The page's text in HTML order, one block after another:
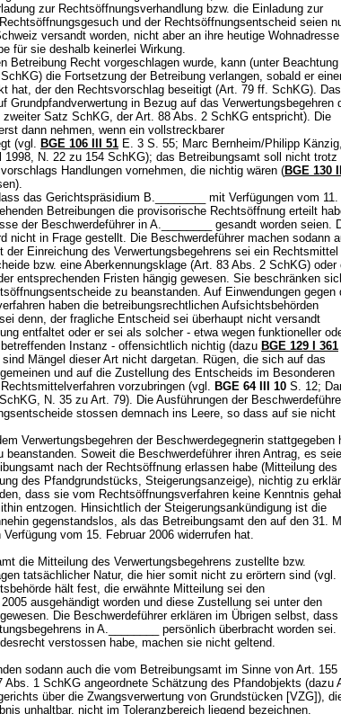
zur Rechtsöffnungsverhandlung bzw. die Einladung zur
und der Rechtsöffnungsentscheid seien
versandt worden, nicht aber an ihre heutige
für sie deshalb keinerlei Wirkung.
Betreibung Recht vorgeschlagen wurde, kann (unter Beachtung
) die Fortsetzung der Betreibung verlangen, sobald er
hat, der den Rechtsvorschlag beseitigt (Art. 79 ff. SchKG). Das
Grundpfandverwertung in Bezug auf das Verwertungsbegehren
zweiter Satz SchKG, derArt. 88 Abs. 2 SchKG entspricht). Die
dann nehmen, wenn ein vollstreckbarer
(vgl. BGE 106 III 51 E. 3 S. 55; Marc Bernheim/Philipp
N. 22 zu 154 SchKG); das Betreibungsamt soll nicht trotz
Handlungen vornehmen, die nichtig wären (BGE 130 III
das Gerichtspräsidium B.________ mit Verfügungen vom 11.
Betreibungen die provisorische Rechtsöffnung erteilt
der Beschwerdeführer in A.________ gesandt worden seien.
nicht in Frage gestellt. Die Beschwerdeführer machen sodann
Einreichung des Verwertungsbegehrens sei ein Rechtsmittel
bzw. eine Aberkennungsklage (Art. 83 Abs. 2 SchKG) oder
entsprechenden Fristen hängig gewesen. Sie beschränken
zu beanstanden. Auf Einwendungen gegen
haben die betreibungsrechtlichen Aufsichtsbehörden
denn, der fragliche Entscheid sei überhaupt nicht versandt
entfaltet oder er sei als solcher - etwa wegen funktioneller
Instanz - offensichtlich nichtig (dazu BGE 129 I 361
Mängel dieser Art nicht dargetan. Rügen, die sich auf das
und auf die Zustellung des Entscheids im Besonderen
vorzubringen (vgl. BGE 64 III 10 S. 12;
N. 35 zu Art. 79). Die Ausführungen der
stossen demnach ins Leere, so dass auf sie nicht
Verwertungsbegehren der Beschwerdegegnerin stattgegeben
Soweit die Beschwerdeführer ihren Antrag, es
nach der Rechtsöffnung erlassen habe (Mitteilung des
des Pfandgrundstücks, Steigerungsanzeige), nichtig zu
dass sie vom Rechtsöffnungsverfahren keine Kenntnis
entzogen. Hinsichtlich der Steigerungsankündigung ist die
gegenstandslos, als das Betreibungsamt den auf den 31.
vom 15. Februar 2006 widerrufen hat.
die Mitteilung des Verwertungsbegehrens zustellte bzw.
tatsächlicher Natur, die hier somit nicht zu erörtern sind (vgl.
hält fest, die erwähnte Mitteilung sei den
ausgehändigt worden und diese Zustellung sei unter den
Die Beschwerdeführer erklären im Übrigen selbst, dass
in A.________ persönlich überbracht worden sei.
verstossen habe, machen sie nicht geltend.
sodann auch die vom Betreibungsamt im Sinne von Art. 155
Abs. 1 SchKG angeordnete Schätzung des Pfandobjekts (dazu
über die Zwangsverwertung von Grundstücken [VZG]),
unhaltbar, nicht im Toleranzbereich liegend bezeichnen.